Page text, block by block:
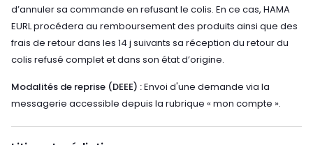
d’annuler sa commande en refusant le colis. En ce cas, HAMA
EURL procédera au remboursement des produits ainsi que des
frais de retour dans les 14 j suivants sa réception du retour du
colis refusé complet et dans son état d’origine.
Modalités de reprise (DEEE) :Envoi d'une demande via la
messagerie accessible depuis la rubrique « mon compte ».